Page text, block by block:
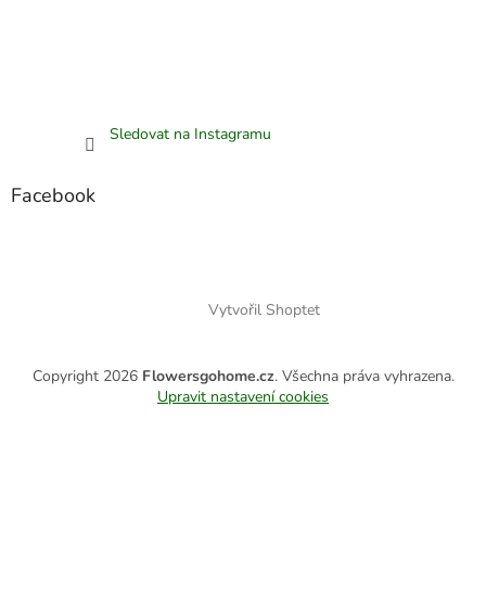
Sledovat na Instagramu
Facebook
Vytvořil Shoptet
Copyright 2026 Flowersgohome.cz. Všechna práva vyhrazena.
Upravit nastavení cookies